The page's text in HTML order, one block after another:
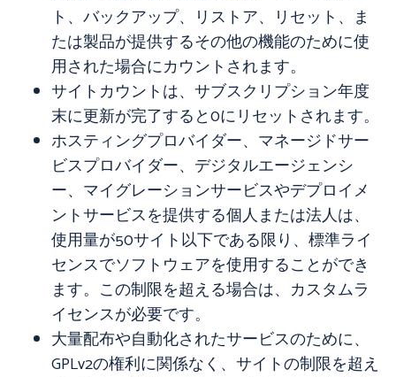
ト、バックアップ、リストア、リセット、ま
たは製品が提供するその他の機能のために使
用された場合にカウントされます。
サイトカウントは、サブスクリプション年度
末に更新が完了すると0にリセットされます。
ホスティングプロバイダー、マネージドサー
ビスプロバイダー、デジタルエージェンシ
ー、マイグレーションサービスやデプロイメ
ントサービスを提供する個人または法人は、
使用量が50サイト以下である限り、標準ライ
センスでソフトウェアを使用することができ
ます。この制限を超える場合は、カスタムラ
イセンスが必要です。
大量配布や自動化されたサービスのために、
GPLv2の権利に関係なく、サイトの制限を超え